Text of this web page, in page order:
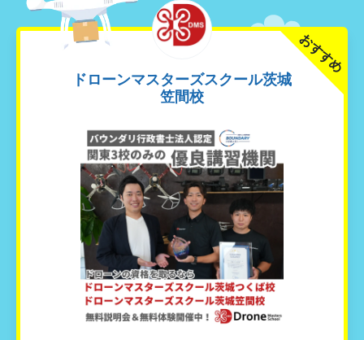
おすすめ
ドローンマスターズスクール茨城
笠間校